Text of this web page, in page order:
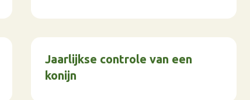
Jaarlijkse controle van een
konijn